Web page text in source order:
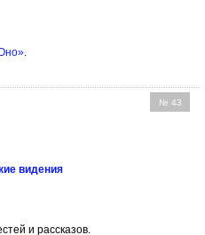
.
№ 43
видения
и рассказов.